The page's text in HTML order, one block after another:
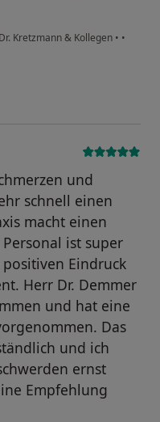
Kretzmann & Kollegen • •
und
schnell einen
macht einen
ist super
Eindruck
Herr Dr. Demmer
und hat eine
Das
und ich
ernst
Empfehlung